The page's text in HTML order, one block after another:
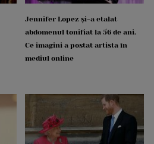
Jennifer Lopez și-a etalat
abdomenul tonifiat la 56 de ani.
Ce imagini a postat artista în
mediul online